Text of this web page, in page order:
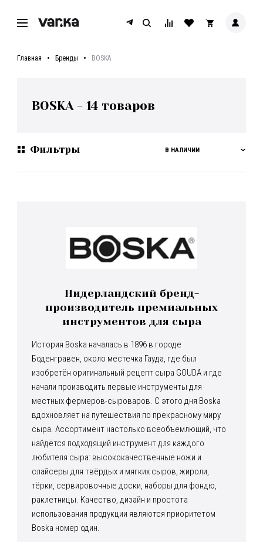
Главная Бренды BOSKA
BOSKA -14 товаров
Фильтры В НАЛИЧИИ
Нидерландский бренд-
производитель премиальных
инструментов для сыра
История Boska началась в 1896 в городе
Боденгравен, около местечка Гауда, где был
изобретён оригинальный рецепт сыра GOUDA и где
начали производить первые инструменты для
местных фермеров-сыроваров. С этого дня Boska
вдохновляет на путешествия по прекрасному миру
сыра. Ассортимент настолько всеобъемлющий, что
найдётся подходящий инструмент для каждого
любителя сыра: высококачественные ножи и
слайсеры для твёрдых и мягких сыров, жироли,
тёрки, сервировочные доски, наборы для фондю,
раклетницы. Качество, дизайн и простота
использования продукции являются приоритетом
Boska номер один.